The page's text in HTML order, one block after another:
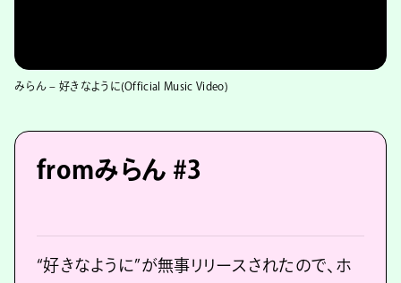
みらん – 好きなように(Official Music Video)
fromみらん #3
“好きなように”が無事リリースされたので、ホ